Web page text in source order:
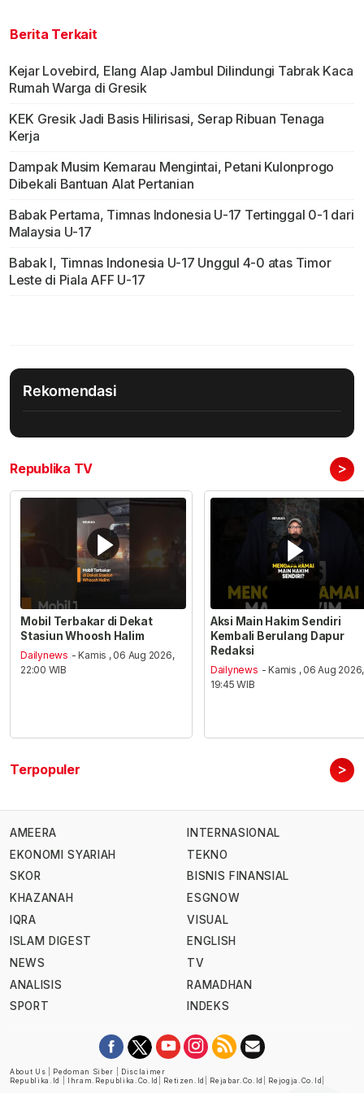
Berita Terkait
Kejar Lovebird, Elang Alap Jambul Dilindungi Tabrak Kaca
Rumah Warga di Gresik
KEK Gresik Jadi Basis Hilirisasi, Serap Ribuan Tenaga
Kerja
Dampak Musim Kemarau Mengintai, Petani Kulonprogo
Dibekali Bantuan Alat Pertanian
Babak Pertama, Timnas Indonesia U-17 Tertinggal 0-1 dari
Malaysia U-17
Babak I, Timnas Indonesia U-17 Unggul 4-0 atas Timor
Leste di Piala AFF U-17
Rekomendasi
Republika TV >
Mobil Terbakar di Dekat
Stasiun Whoosh Halim
Dailynews - Kamis , 06 Aug 2026,
22:00 WIB
Aksi Main Hakim Sendiri
Kembali Berulang Dapur
Redaksi
Dailynews - Kamis , 06 Aug 2026,
19:45 WIB
Terpopuler >
AMEERA
EKONOMI SYARIAH
SKOR
KHAZANAH
IQRA
ISLAM DIGEST
NEWS
ANALISIS
SPORT
INTERNASIONAL
TEKNO
BISNIS FINANSIAL
ESGNOW
VISUAL
ENGLISH
TV
RAMADHAN
INDEKS
About Us Pedoman Siber
Disclaimer
Republika.id
Ihram.republika.co.id Retizen.id Rejabar.co.id Rejogja.co.id